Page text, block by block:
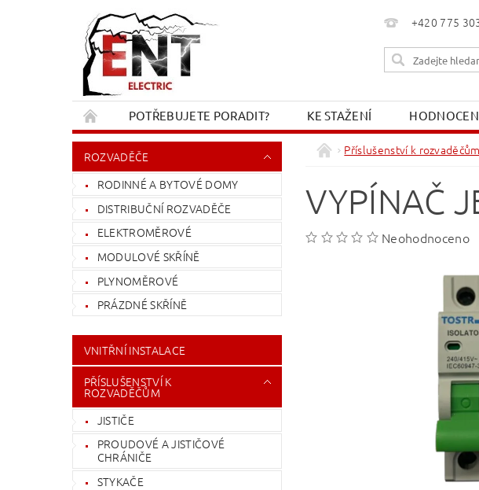
+420 775
POTŘEBUJETE PORADIT? KE STAŽENÍ
REKLAMACE A VRÁCENÍ
KONTAKT OBCHODNÍ PODMÍNKY
ROZVADĚČE
RODINNÉ A BYTOVÉ DOMY
DISTRIBUČNÍ ROZVADĚČE
ELEKTROMĚROVÉ
MODULOVÉ SKŘÍNĚ
PLYNOMĚROVÉ
PRÁZDNÉ SKŘÍNĚ
VNITŘNÍ INSTALACE
PŘÍSLUŠENSTVÍ K
ROZVADĚČŮM
JISTIČE
PROUDOVÉ A JISTIČOVÉ
CHRÁNIČE
STYKAČE
Příslušenství k rozvaděčům
VYPÍNAČ
Neohodnoceno